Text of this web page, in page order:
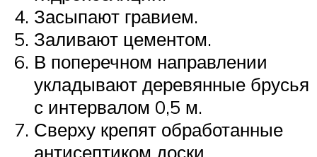
Засыпают гравием.
Заливают цементом.
В поперечном направлении
укладывают деревянные брусья
с интервалом 0,5 м.
Сверху крепят обработанные
антисептиком доски.